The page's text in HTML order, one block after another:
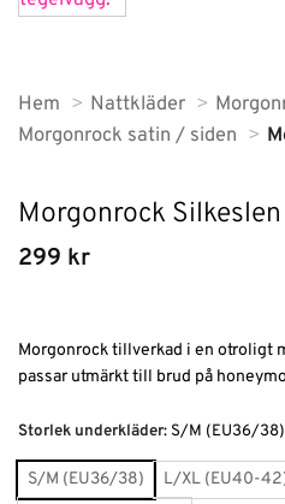
Hem Nattkläder
Morgonrock satin / siden
Morgonrock Silkeslen
299 kr
Morgonrock tillverkad i en otroligt
passar utmärkt till brud på
Storlek underkläder: S/M (EU36/38)
S/M (EU36/38) L/XL (EU40-
Alternative: